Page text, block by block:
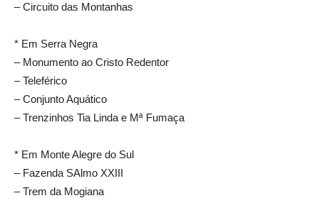
– Circuito das Montanhas
* Em Serra Negra
– Monumento ao Cristo Redentor
– Teleférico
– Conjunto Aquático
– Trenzinhos Tia Linda e Mª Fumaça
* Em Monte Alegre do Sul
– Fazenda SAlmo XXIII
– Trem da Mogiana